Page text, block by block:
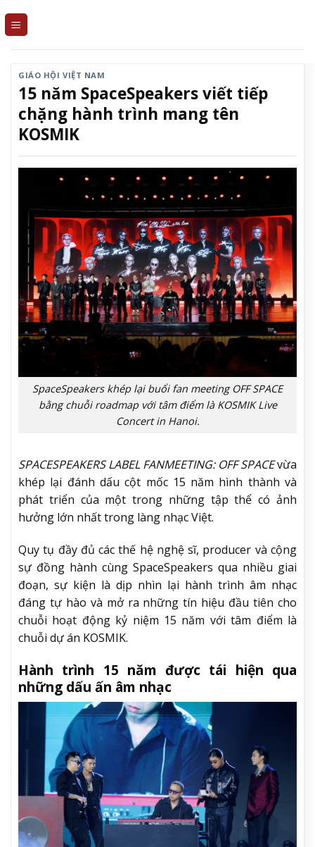
GIÁO HỘI VIỆT NAM
15 năm SpaceSpeakers viết tiếp
chặng hành trình mang tên
KOSMIK
SpaceSpeakers khép lại buổi fan meeting OFF SPACE
bằng chuỗi roadmap với tâm điểm là KOSMIK Live
Concert in Hanoi.
SPACESPEAKERS LABEL FANMEETING: OFF SPACEvừa
khép lại đánh dấu cột mốc 15 năm hình thành và
phát triển của một trong những tập thể có ảnh
hưởng lớn nhất trong làng nhạc Việt.
Quy tụ đầy đủ các thế hệ nghệ sĩ, producer và cộng
sự đồng hành cùng SpaceSpeakers qua nhiều giai
đoạn, sự kiện là dịp nhìn lại hành trình âm nhạc
đáng tự hào và mở ra những tín hiệu đầu tiên cho
chuỗi hoạt động kỷ niệm 15 năm với tâm điểm là
chuỗi dự án KOSMIK.
Hành trình 15 năm được tái hiện qua
những dấu ấn âm nhạc